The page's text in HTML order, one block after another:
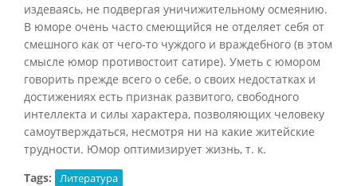
издеваясь, не подвергая уничижительному осмеянию.
В юморе очень часто смеющийся не отделяет себя от
смешного как от чего-то чуждого и враждебного (в этом
смысле юмор противостоит сатире). Уметь с юмором
говорить прежде всего о себе, о своих недостатках и
достижениях есть признак развитого, свободного
интеллекта и силы характера, позволяющих человеку
самоутверждаться, несмотря ни на какие житейские
трудности. Юмор оптимизирует жизнь, т. к.
Tags:
Литература